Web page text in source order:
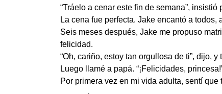
“Tráelo a cenar este fin de semana”,
La cena fue perfecta. Jake encantó a
Seis meses después, Jake me propuso
felicidad.
“Oh, cariño, estoy tan orgullosa de ti”, dijo,
Luego llamé a papá. “¡Felicidades,
Por primera vez en mi vida adulta, sentí